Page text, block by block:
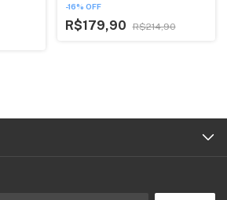
-16% OFF
R$179,90 R$214,90